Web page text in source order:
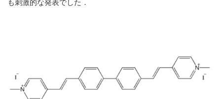
も刺激的な発表でした．